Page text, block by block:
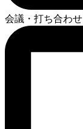
会議・打ち合わせ